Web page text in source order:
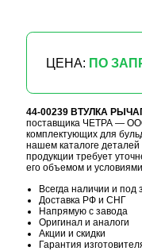
ЦЕНА: ПО
44-00239 ВТУЛКА
поставщика ЧЕТРА —
комплектующих для
нашем каталоге
продукции требует
его объемом и
Всегда наличии и под
Доставка РФ и СНГ
Напрямую с завода
Оригинал и аналоги
Акции и скидки
Гарантия